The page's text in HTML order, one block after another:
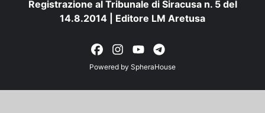
Registrazione al Tribunale di Siracusa n. 5 del
14.8.2014 | Editore LM Aretusa
Powered by SpheraHouse